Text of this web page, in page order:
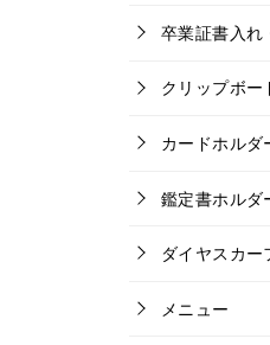
卒業証書入れ
クリップボー
カードホルダ
鑑定書ホルダ
ダイヤスカー
メニュー